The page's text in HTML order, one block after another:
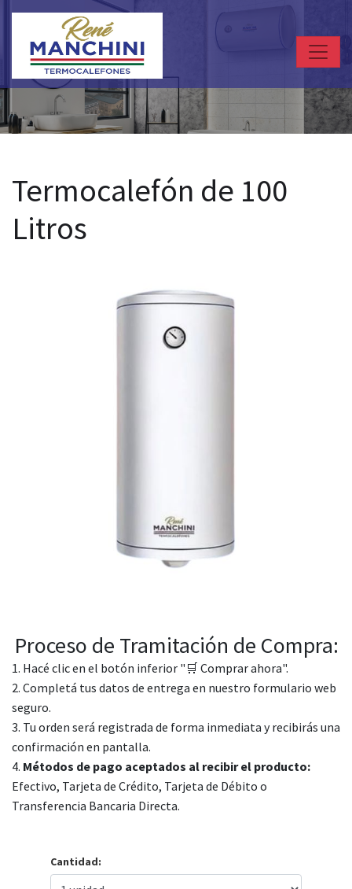
Termocalefón de 100
Litros
Proceso de Tramitación de Compra:
1. Hacé clic en el botón inferior "🛒 Comprar ahora".
2. Completá tus datos de entrega en nuestro formulario web
seguro.
3. Tu orden será registrada de forma inmediata y recibirás una
confirmación en pantalla.
4. Métodos de pago aceptados al recibir el producto:
Efectivo, Tarjeta de Crédito, Tarjeta de Débito o
Transferencia Bancaria Directa.
Cantidad: